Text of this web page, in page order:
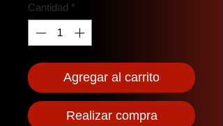
Cantidad *
Agregar al carrito
Realizar compra